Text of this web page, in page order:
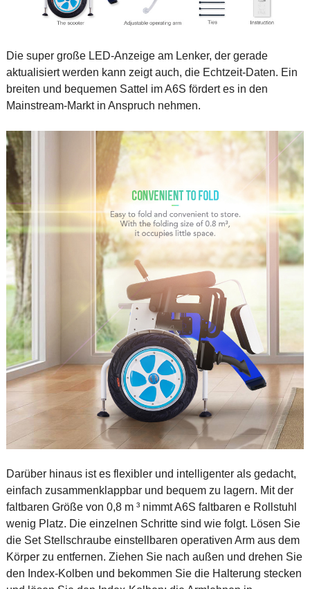
Die super große LED-Anzeige am Lenker, der gerade
aktualisiert werden kann zeigt auch, die Echtzeit-Daten. Ein
breiten und bequemen Sattel im A6S fördert es in den
Mainstream-Markt in Anspruch nehmen.
Darüber hinaus ist es flexibler und intelligenter als gedacht,
einfach zusammenklappbar und bequem zu lagern. Mit der
faltbaren Größe von 0,8 m ³ nimmt A6S faltbaren e Rollstuhl
wenig Platz. Die einzelnen Schritte sind wie folgt. Lösen Sie
die Set Stellschraube einstellbaren operativen Arm aus dem
Körper zu entfernen. Ziehen Sie nach außen und drehen Sie
den Index-Kolben und bekommen Sie die Halterung stecken